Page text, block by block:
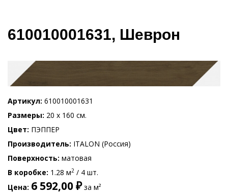
610010001631, Шеврон
Артикул 610010001631
Размеры 20 x 160 см.
Цвет ПЭППЕР
Производитель ITALON (Россия)
Поверхность матовая
В коробке 1.28 м2 / 4 шт.
Цена 6 592,00 ₽за м²